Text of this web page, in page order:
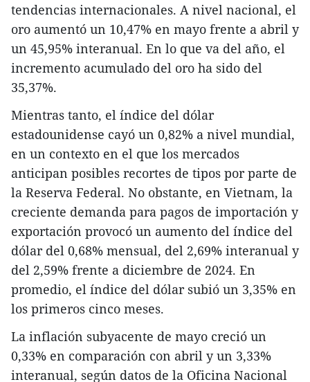
tendencias internacionales. A nivel nacional, el
oro aumentó un 10,47% en mayo frente a abril y
un 45,95% interanual. En lo que va del año, el
incremento acumulado del oro ha sido del
35,37%.
Mientras tanto, el índice del dólar
estadounidense cayó un 0,82% a nivel mundial,
en un contexto en el que los mercados
anticipan posibles recortes de tipos por parte de
la Reserva Federal. No obstante, en Vietnam, la
creciente demanda para pagos de importación y
exportación provocó un aumento del índice del
dólar del 0,68% mensual, del 2,69% interanual y
del 2,59% frente a diciembre de 2024. En
promedio, el índice del dólar subió un 3,35% en
los primeros cinco meses.
La inflación subyacente de mayo creció un
0,33% en comparación con abril y un 3,33%
interanual, según datos de la Oficina Nacional